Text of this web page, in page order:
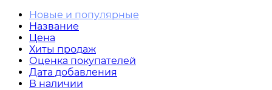
Новые и популярные
Название
Цена
Хиты продаж
Оценка покупателей
Дата добавления
В наличии